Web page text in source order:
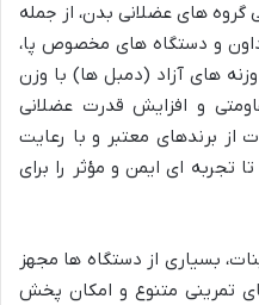
گروه های عضلانی بدن، از جمله
و دستگاه های مخصوص پا،
های آزاد (دمبل ها) با وزن
و افزایش قدرت عضلانی
از برندهای معتبر و با رعایت
تجربه ای ایمن و مؤثر را برای
بسیاری از دستگاه ها مجهز
تمرینی متنوع و امکان پخش